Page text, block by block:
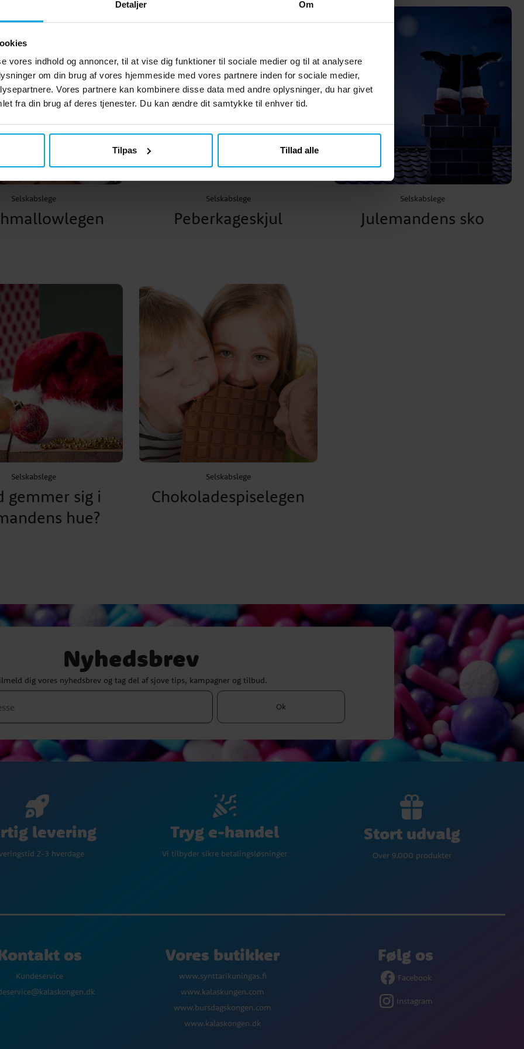
Detaljer Om
vores indhold og annoncer, til at vise dig funktioner til sociale medier og til at analysere
om din brug af vores hjemmeside med vores partnere inden for sociale medier,
Vores partnere kan kombinere disse data med andre oplysninger, du har givet
fra din brug af deres tjenester. Du kan ændre dit samtykke til enhver tid.
Tilpas Tillad alle
Selskabslege Selskabslege
Peberkageskjul
Selskabslege
Julemandens sko
Selskabslege
gemmer sig i
hue?
Selskabslege
Chokoladespiselegen
Nyhedsbrev
dig vores nyhedsbrev og tag del af sjove tips, kampagner og tilbud.
Ok
levering
2-3 hverdage
Tryg e-handel
Vi tilbyder sikre betalingsløsninger
Stort udvalg
Over 9.000 produkter
os
Kundeservice
Vores butikker
www.synttarikuningas.fi
www.kalaskungen.com
www.bursdagskongen.com
www.kalaskongen.dk
Følg os
Facebook
Instagram